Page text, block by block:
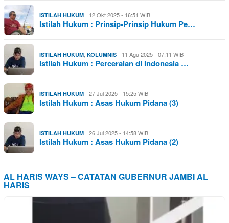
ISTILAH HUKUM 12 Okt 2025 - 16:51 WIB
Istilah Hukum : Prinsip-Prinsip Hukum Pe…
ISTILAH HUKUM, KOLUMNIS 11 Agu 2025 - 07:11 WIB
Istilah Hukum : Perceraian di Indonesia …
ISTILAH HUKUM 27 Jul 2025 - 15:25 WIB
Istilah Hukum : Asas Hukum Pidana (3)
ISTILAH HUKUM 26 Jul 2025 - 14:58 WIB
Istilah Hukum : Asas Hukum Pidana (2)
AL HARIS WAYS – CATATAN GUBERNUR JAMBI AL
HARIS